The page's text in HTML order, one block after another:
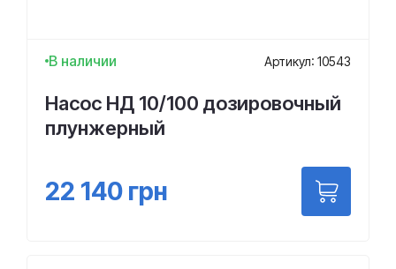
В наличии Артикул: 10543
Насос НД 10/100 дозировочный
плунжерный
22 140 грн